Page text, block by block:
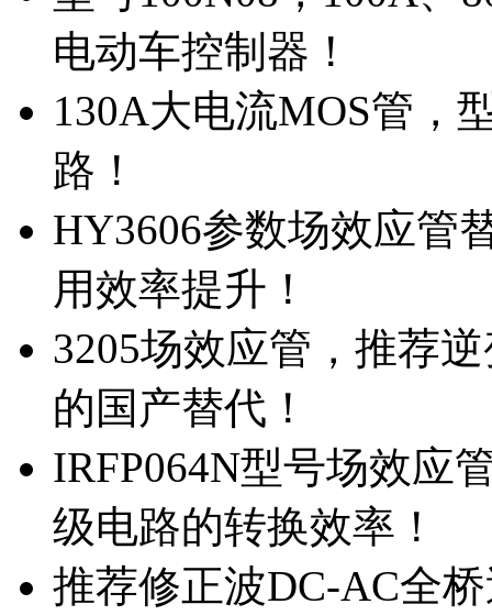
电动车控制器！
130A大电流MOS管，
路！
HY3606参数场效应管
用效率提升！
3205场效应管，推荐
的国产替代！
IRFP064N型号场效应
级电路的转换效率！
推荐修正波DC-AC全